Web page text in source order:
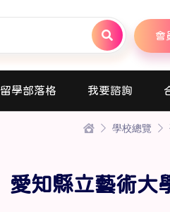
會
留學部落格 我要諮詢
學校總覽
愛知縣立藝術大